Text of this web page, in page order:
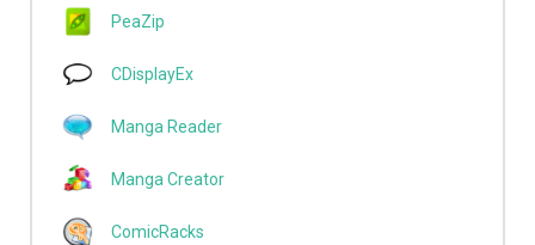
PeaZip
CDisplayEx
Manga Reader
Manga Creator
ComicRacks